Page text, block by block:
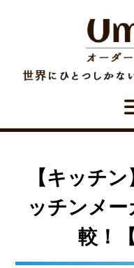
【キッチ
ッチンメ
較！